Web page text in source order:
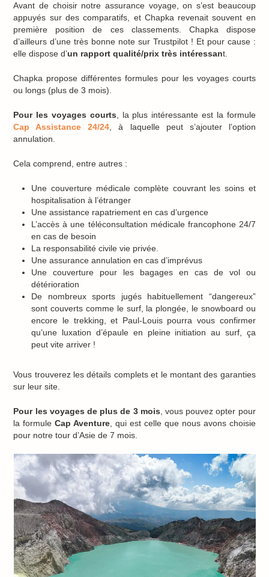
Avant de choisir notre assurance voyage, on s’est beaucoup
appuyés sur des comparatifs, et Chapka revenait souvent en
première position de ces classements. Chapka dispose
d’ailleurs d’une très bonne note sur Trustpilot ! Et pour cause :
elle dispose d’un rapport qualité/prix très intéressant.
Chapka propose différentes formules pour les voyages courts
ou longs (plus de 3 mois).
Pour les voyages courts, la plus intéressante est la formule
Cap Assistance 24/24, à laquelle peut s’ajouter l’option
annulation.
Cela comprend, entre autres :
Une couverture médicale complète couvrant les soins et
hospitalisation à l’étranger
Une assistance rapatriement en cas d’urgence
L’accès à une téléconsultation médicale francophone 24/7
en cas de besoin
La responsabilité civile vie privée.
Une assurance annulation en cas d’imprévus
Une couverture pour les bagages en cas de vol ou
détérioration
De nombreux sports jugés habituellement “dangereux”
sont couverts comme le surf, la plongée, le snowboard ou
encore le trekking, et Paul-Louis pourra vous confirmer
qu’une luxation d’épaule en pleine initiation au surf, ça
peut vite arriver !
Vous trouverez les détails complets et le montant des garanties
sur leur site.
Pour les voyages de plus de 3 mois, vous pouvez opter pour
la formuleCap Aventure, qui est celle que nous avons choisie
pour notre tour d’Asie de 7 mois.